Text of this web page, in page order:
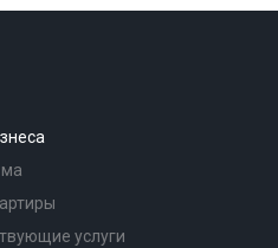
услуги